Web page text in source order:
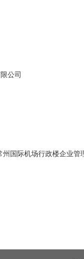
公司
州国际机场行政楼企业管